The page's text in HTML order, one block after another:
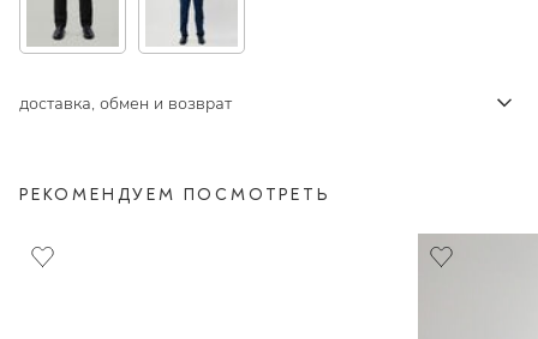
доставка, обмен и возврат
РЕКОМЕНДУЕМ ПОСМОТРЕТЬ